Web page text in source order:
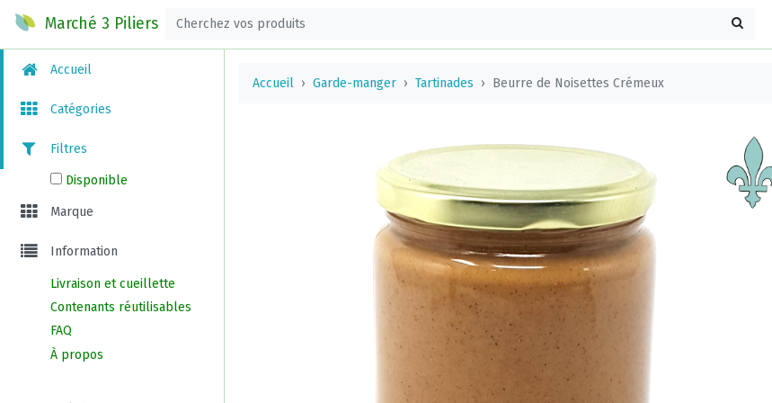
Marché 3 Piliers
Accueil
Catégories
Filtres
Disponible
Marque
Information
Livraison et cueillette
Contenants réutilisables
FAQ
À propos
Accueil Garde-manger Tartinades Beurre de Noisettes Crémeux